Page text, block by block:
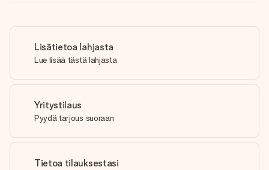
Lisätietoa lahjasta
Lue lisää tästä lahjasta
Yritystilaus
Pyydä tarjous suoraan
Tietoa tilauksestasi